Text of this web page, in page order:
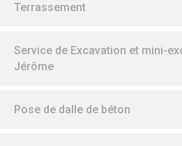
Terrassement
Service de Excavation et mini-
Jérôme
Pose de dalle de béton